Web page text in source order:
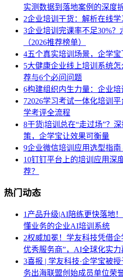
实测数据到落地案例的深度
2企业培训干货：解析在线
3企业培训完课率不足30%
（2026推荐榜单）
4五个真实培训场景，企学
5大健康企业线上培训系统
荐与6个必问问题
6构建组织内生力量：企业
72026学习考试一体化培训
学考评全流程
8干货|培训总在“走过场”？
策，企学宝让效果可衡量
9企业微信培训应用选型指
10钉钉平台上的培训应用深
荐？
热门动态
1 产品升级|AI陪练更快落地
懂业务的企业AI培训系统
2权威加冕！学友科技凭借企
优秀服务商”，AI全球化实力
3喜报 | 学友科技·企学宝被
务出海联盟创始成员单位荣誉